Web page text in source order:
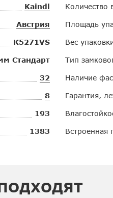
Kaindl
Австрия
К5271VS
Стандарт
32
8
193
1383
Количество
Площадь
Вес
Тип
Наличие
Гарантия,
Встроенная